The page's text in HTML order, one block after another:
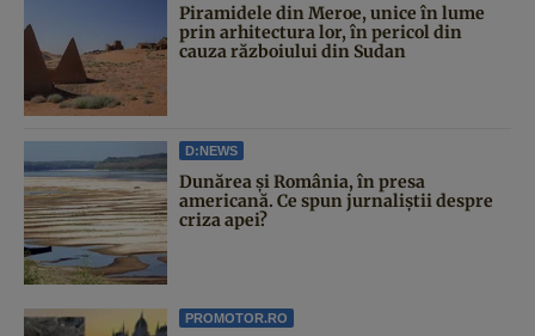
Piramidele din Meroe, unice în lume
prin arhitectura lor, în pericol din
cauza războiului din Sudan
D:NEWS
Dunărea și România, în presa
americană. Ce spun jurnaliștii despre
criza apei?
PROMOTOR.RO